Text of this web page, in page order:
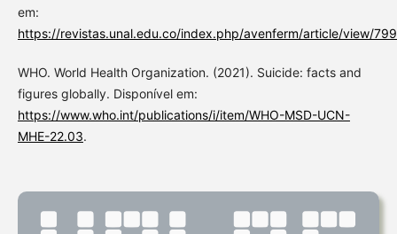
em:
https://revistas.unal.edu.co/index.php/avenferm/article/view/
WHO. World Health Organization. (2021). Suicide: facts and
figures globally. Disponível em:
https://www.who.int/publications/i/item/WHO-MSD-UCN-
MHE-22.03.